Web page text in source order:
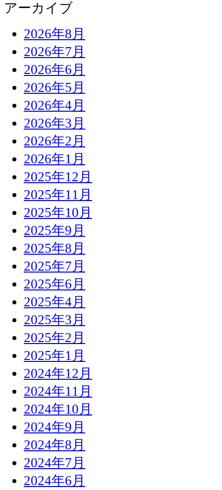
アーカイブ
2026年8月
2026年7月
2026年6月
2026年5月
2026年4月
2026年3月
2026年2月
2026年1月
2025年12月
2025年11月
2025年10月
2025年9月
2025年8月
2025年7月
2025年6月
2025年4月
2025年3月
2025年2月
2025年1月
2024年12月
2024年11月
2024年10月
2024年9月
2024年8月
2024年7月
2024年6月